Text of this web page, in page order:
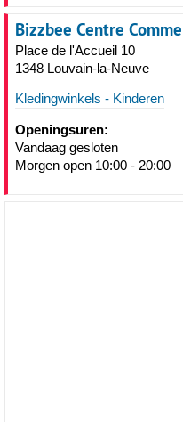
Bizzbee Centre
Place de l'Accueil 10
1348 Louvain-la-Neuve
Kledingwinkels - Kinderen
Openingsuren:
Vandaag gesloten
Morgen open 10:00 - 20:00